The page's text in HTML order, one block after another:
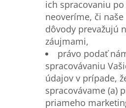
ich spracovaniu
neoveríme, či
dôvody prevažujú
záujmami,
právo podať
spracovávaniu
údajov v prípade,
spracovávame (a)
priameho